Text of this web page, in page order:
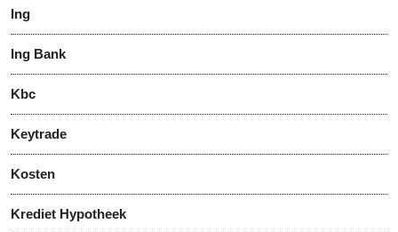
Ing
Ing Bank
Kbc
Keytrade
Kosten
Krediet Hypotheek